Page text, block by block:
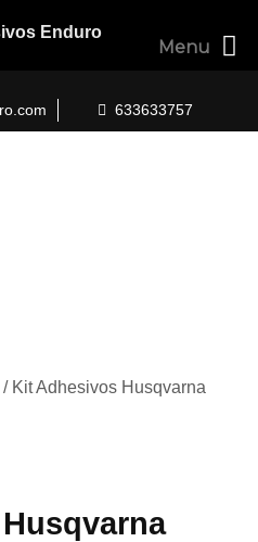
633633757
/ Kit Adhesivos Husqvarna
Menu